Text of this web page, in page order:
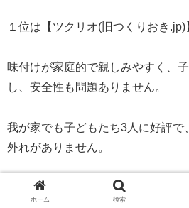
１位は【ツクリオ(旧つくりおき.jp)
味付けが家庭的で親しみやすく、
し、安全性も問題ありません。
我が家でも子どもたち3人に好評で
外れがありません。
価格も高すぎず良心的。
ホーム 検索